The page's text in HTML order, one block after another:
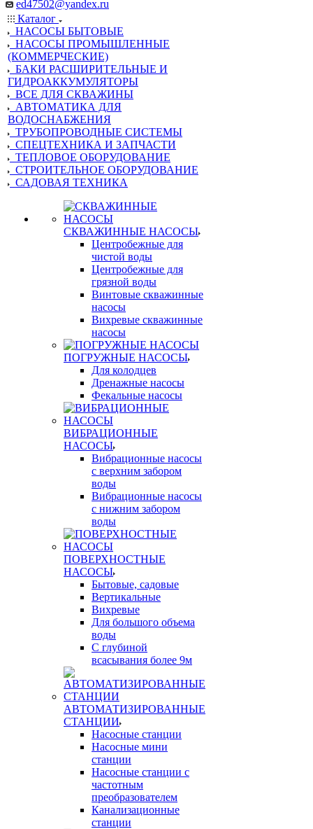
ed47502@yandex.ru
Каталог
НАСОСЫ БЫТОВЫЕ
НАСОСЫ ПРОМЫШЛЕННЫЕ
(КОММЕРЧЕСКИЕ)
БАКИ РАСШИРИТЕЛЬНЫЕ И
ГИДРОАККУМУЛЯТОРЫ
ВСЕ ДЛЯ СКВАЖИНЫ
АВТОМАТИКА ДЛЯ
ВОДОСНАБЖЕНИЯ
ТРУБОПРОВОДНЫЕ СИСТЕМЫ
СПЕЦТЕХНИКА И ЗАПЧАСТИ
ТЕПЛОВОЕ ОБОРУДОВАНИЕ
СТРОИТЕЛЬНОЕ ОБОРУДОВАНИЕ
САДОВАЯ ТЕХНИКА
СКВАЖИННЫЕ НАСОСЫ
Центробежные для
чистой воды
Центробежные для
грязной воды
Винтовые скважинные
насосы
Вихревые скважинные
насосы
ПОГРУЖНЫЕ НАСОСЫ
Для колодцев
Дренажные насосы
Фекальные насосы
ВИБРАЦИОННЫЕ
НАСОСЫ
Вибрационные насосы
с верхним забором
воды
Вибрационные насосы
с нижним забором
воды
ПОВЕРХНОСТНЫЕ
НАСОСЫ
Бытовые, садовые
Вертикальные
Вихревые
Для большого объема
воды
С глубиной
всасывания более 9м
АВТОМАТИЗИРОВАННЫЕ
СТАНЦИИ
Насосные станции
Насосные мини
станции
Насосные станции с
частотным
преобразователем
Канализационные
станции